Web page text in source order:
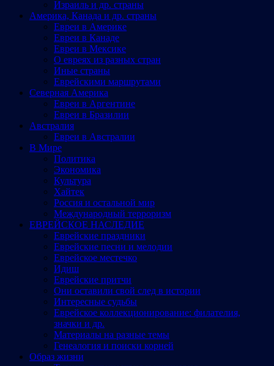
Израиль и др. страны
Америка, Канада и др. страны
Евреи в Америке
Евреи в Канаде
Евреи в Мексике
О евреях из разных стран
Иные страны
Еврейскими маршрутами
Северная Америка
Евреи в Аргентине
Евреи в Бразилии
Австралия
Евреи в Австралии
В Мире
Политика
Экономика
Культура
Хайтек
Россия и остальной мир
Международный терроризм
ЕВРЕЙСКОЕ НАСЛЕДИЕ
Еврейские праздники
Еврейские песни и мелодии
Еврейское местечко
Идиш
Еврейские притчи
Они оставили свой след в истории
Интересные судьбы
Еврейское коллекционирование: филателия,
значки и др.
Материалы на разные темы
Генеалогия и поиски корней
Образ жизни